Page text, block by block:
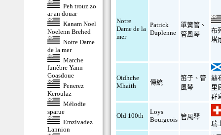
Peh trouz zo
ar an douar
Kanam Noel
Noelenn Brehed
Notre Dame
de la mer
Marche
funèbre Yann
Goasdoue
Penerez
Keroulaz
Mélodie
sparue
Emzivadez
Lannion
Notre
Dame de la
mer
Patrick
Duplenne
單簧管 、
管風琴
布
塔
Oidhche
Mhaith
傳統
笛子 、管
風琴
赫
里
群
Old 100th
Loys
Bourgeois 管風琴
瑞